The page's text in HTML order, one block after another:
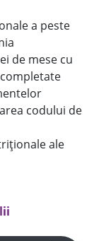
a peste
de mese cu
codului de
ale